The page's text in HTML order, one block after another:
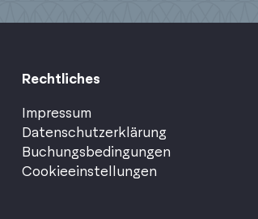
Rechtliches
Impressum
Datenschutzerklärung
Buchungsbedingungen
Cookieeinstellungen